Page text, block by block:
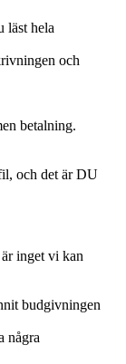
läst hela
och
betalning.
och det är DU
inget vi kan
budgivningen
några